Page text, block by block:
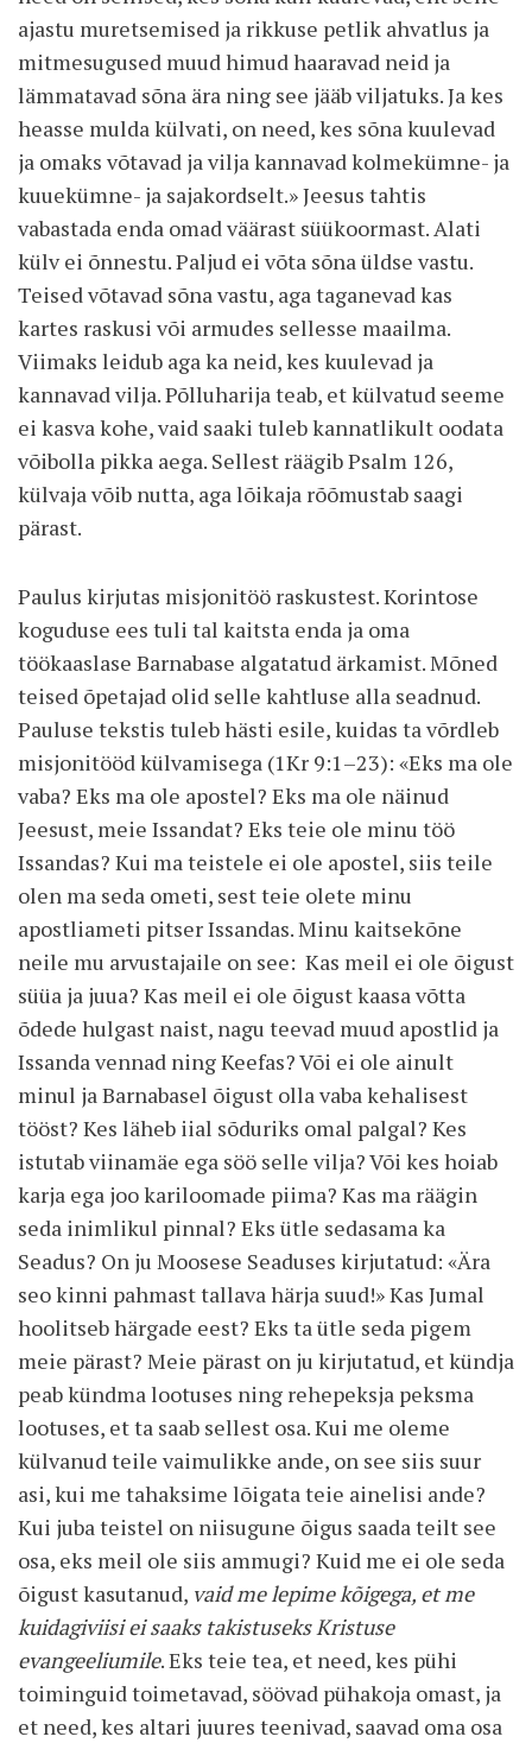
ajastu muretsemised ja rikkuse petlik ahvatlus ja
mitmesugused muud himud haaravad neid ja
lämmatavad sõna ära ning see jääb viljatuks. Ja kes
heasse mulda külvati, on need, kes sõna kuulevad
ja omaks võtavad ja vilja kannavad kolmekümne- ja
kuuekümne- ja sajakordselt.» Jeesus tahtis
vabastada enda omad väärast süükoormast. Alati
külv ei õnnestu. Paljud ei võta sõna üldse vastu.
Teised võtavad sõna vastu, aga taganevad kas
kartes raskusi või armudes sellesse maailma.
Viimaks leidub aga ka neid, kes kuulevad ja
kannavad vilja. Põlluharija teab, et külvatud seeme
ei kasva kohe, vaid saaki tuleb kannatlikult oodata
võibolla pikka aega. Sellest räägib Psalm 126,
külvaja võib nutta, aga lõikaja rõõmustab saagi
pärast.
Paulus kirjutas misjonitöö raskustest. Korintose
koguduse ees tuli tal kaitsta enda ja oma
töökaaslase Barnabase algatatud ärkamist. Mõned
teised õpetajad olid selle kahtluse alla seadnud.
Pauluse tekstis tuleb hästi esile, kuidas ta võrdleb
misjonitööd külvamisega (1Kr 9:1–23): «Eks ma ole
vaba? Eks ma ole apostel? Eks ma ole näinud
Jeesust, meie Issandat? Eks teie ole minu töö
Issandas? Kui ma teistele ei ole apostel, siis teile
olen ma seda ometi, sest teie olete minu
apostliameti pitser Issandas. Minu kaitsekõne
neile mu arvustajaile on see: Kas meil ei ole õigust
süüa ja juua? Kas meil ei ole õigust kaasa võtta
õdede hulgast naist, nagu teevad muud apostlid ja
Issanda vennad ning Keefas? Või ei ole ainult
minul ja Barnabasel õigust olla vaba kehalisest
tööst? Kes läheb iial sõduriks omal palgal? Kes
istutab viinamäe ega söö selle vilja? Või kes hoiab
karja ega joo kariloomade piima? Kas ma räägin
seda inimlikul pinnal? Eks ütle sedasama ka
Seadus? On ju Moosese Seaduses kirjutatud: «Ära
seo kinni pahmast tallava härja suud!» Kas Jumal
hoolitseb härgade eest? Eks ta ütle seda pigem
meie pärast? Meie pärast on ju kirjutatud, et kündja
peab kündma lootuses ning rehepeksja peksma
lootuses, et ta saab sellest osa. Kui me oleme
külvanud teile vaimulikke ande, on see siis suur
asi, kui me tahaksime lõigata teie ainelisi ande?
Kui juba teistel on niisugune õigus saada teilt see
osa, eks meil ole siis ammugi? Kuid me ei ole seda
õigust kasutanud, vaid me lepime kõigega, et me
kuidagiviisi ei saaks takistuseks Kristuse
evangeeliumile. Eks teie tea, et need, kes pühi
toiminguid toimetavad, söövad pühakoja omast, ja
et need, kes altari juures teenivad, saavad oma osa